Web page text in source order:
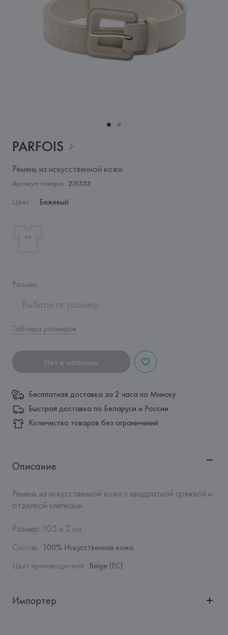
PARFOIS
Ремень из искусственной кожи
Артикул товара: 231553
Цвет: Бежевый
Размер:
Выберите размер
Таблица размеров
Нет в наличии
Бесплатная доставка за 2 часа по Минску
Быстрая доставка по Беларуси и России
Количество товаров без ограничений
Описание
Ремень из искусственной кожи с квадратной пряжкой и
отделкой клепками.
Размер: 105 х 2 см.
Состав: 100% Искусственная кожа
Цвет производителя: Beige (EC)
Импортер